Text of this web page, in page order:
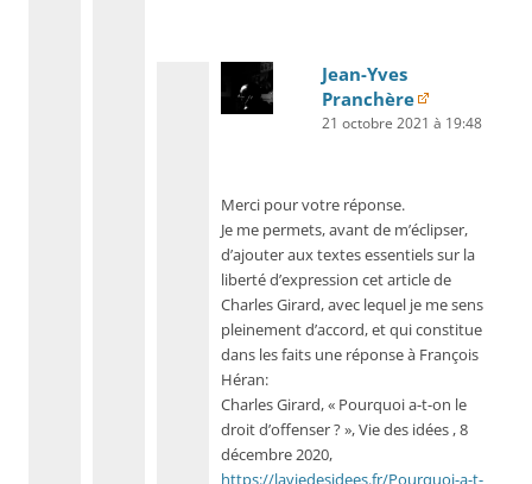
Jean-Yves
Pranchère
21 octobre 2021 à 19:48
Merci pour votre réponse.
Je me permets, avant de m’éclipser,
d’ajouter aux textes essentiels sur la
liberté d’expression cet article de
Charles Girard, avec lequel je me sens
pleinement d’accord, et qui constitue
dans les faits une réponse à François
Héran:
Charles Girard, « Pourquoi a-t-on le
droit d’offenser ? », Vie des idées , 8
décembre 2020,
https://laviedesidees.fr/Pourquoi-a-t-